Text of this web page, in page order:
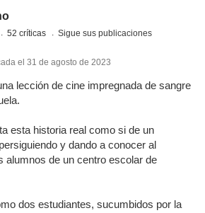
52 críticas Sigue sus publicaciones
el 31 de agosto de 2023
lección de cine impregnada de sangre
esta historia real como si de un
y dando a conocer al
alumnos de un centro escolar de
dos estudiantes, sucumbidos por la